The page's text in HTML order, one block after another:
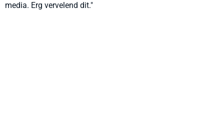
media. Erg vervelend dit."